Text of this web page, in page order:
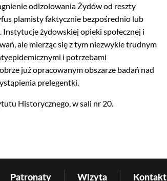
odizolowania Żydów od reszty
plamisty faktycznie bezpośrednio lub
żydowskiej opieki społecznej i
ale mierząc się z tym niezwykle trudnym
i potrzebami
już opracowanym obszarze badań nad
prelegentki.
Historycznego, w sali nr 20.
Patronaty Wizyta Kontakt